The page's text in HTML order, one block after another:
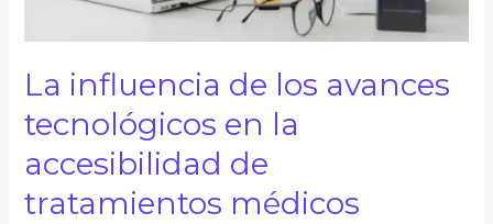
La influencia de los avances
tecnológicos en la
accesibilidad de
tratamientos médicos
accesibilidad
médicos